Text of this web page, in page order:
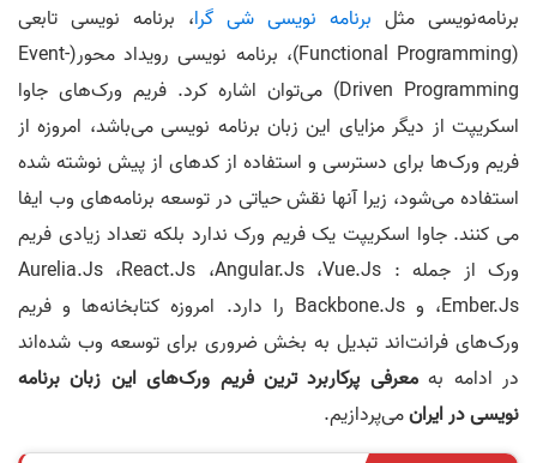
برنامه‌نویسی مثل برنامه نویسی شی گرا، برنامه‌ نویسی تابعی
(Functional Programming)، برنامه‌ نویسی رویداد محور(Event-
Driven Programming) می‌توان اشاره کرد. فریم ورک‌های جاوا
اسکریپت از دیگر مزایای این زبان برنامه‌ نویسی می‌باشد، امروزه از
فریم ورک‌ها برای دسترسی و استفاده از کدهای از پیش نوشته شده
استفاده می‌شود، زیرا آنها نقش حیاتی در توسعه برنامه‌های وب ایفا
می کنند. جاوا اسکریپت یک فریم ورک ندارد بلکه تعداد زیادی فریم
ورک از جمله : Aurelia.Js ،React.Js ،Angular.Js ،Vue.Js
،Ember.Js و Backbone.Js را دارد. امروزه کتابخانه‌ها و فریم
ورک‌های فرانت‌اند تبدیل به بخش ضروری برای توسعه وب شده‌اند
در ادامه بهمعرفی پرکاربرد ترین فریم ورک‌های این زبان برنامه‌
نویسی در ایرانمی‌پردازیم.